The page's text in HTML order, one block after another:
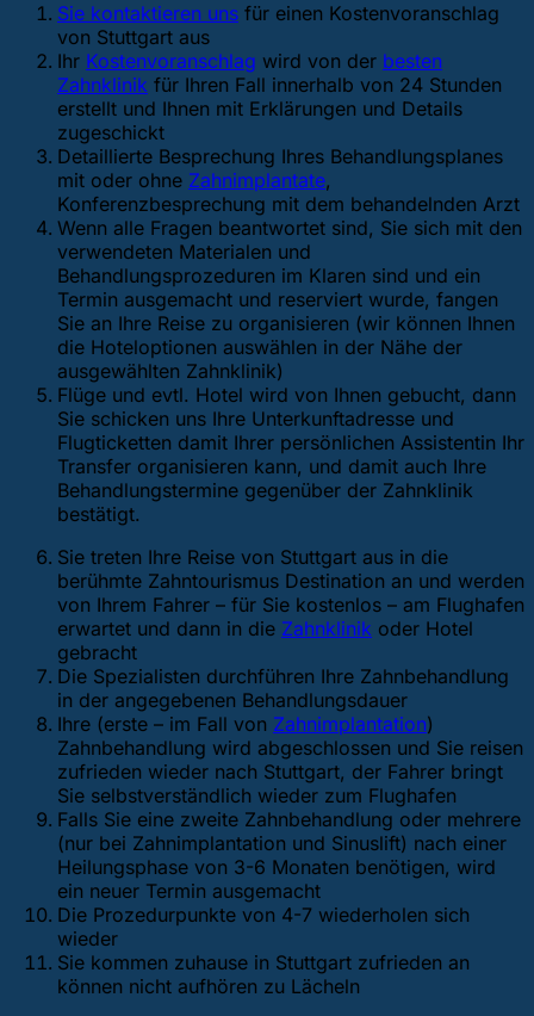
Sie kontaktieren uns für einen Kostenvoranschlag
von Stuttgart aus
Ihr Kostenvoranschlag wird von der besten
Zahnklinik für Ihren Fall innerhalb von 24 Stunden
erstellt und Ihnen mit Erklärungen und Details
zugeschickt
Detaillierte Besprechung Ihres Behandlungsplanes
mit oder ohne Zahnimplantate,
Konferenzbesprechung mit dem behandelnden Arzt
Wenn alle Fragen beantwortet sind, Sie sich mit den
verwendeten Materialen und
Behandlungsprozeduren im Klaren sind und ein
Termin ausgemacht und reserviert wurde, fangen
Sie an Ihre Reise zu organisieren (wir können Ihnen
die Hoteloptionen auswählen in der Nähe der
ausgewählten Zahnklinik)
Flüge und evtl. Hotel wird von Ihnen gebucht, dann
Sie schicken uns Ihre Unterkunftadresse und
Flugticketten damit Ihrer persönlichen Assistentin Ihr
Transfer organisieren kann, und damit auch Ihre
Behandlungstermine gegenüber der Zahnklinik
bestätigt.
Sie treten Ihre Reise von Stuttgart aus in die
berühmte Zahntourismus Destination an und werden
von Ihrem Fahrer – für Sie kostenlos – am Flughafen
erwartet und dann in die Zahnklinik oder Hotel
gebracht
Die Spezialisten durchführen Ihre Zahnbehandlung
in der angegebenen Behandlungsdauer
Ihre (erste – im Fall von Zahnimplantation)
Zahnbehandlung wird abgeschlossen und Sie reisen
zufrieden wieder nach Stuttgart, der Fahrer bringt
Sie selbstverständlich wieder zum Flughafen
Falls Sie eine zweite Zahnbehandlung oder mehrere
(nur bei Zahnimplantation und Sinuslift) nach einer
Heilungsphase von 3-6 Monaten benötigen, wird
ein neuer Termin ausgemacht
Die Prozedurpunkte von 4-7 wiederholen sich
wieder
Sie kommen zuhause in Stuttgart zufrieden an
können nicht aufhören zu Lächeln